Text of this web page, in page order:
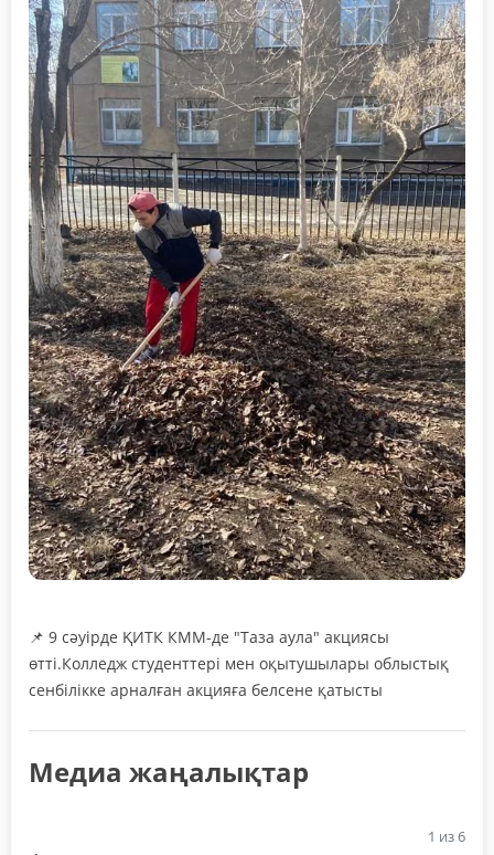
📌 9 сәуірде ҚИТК КММ-де "Таза аула" акциясы
өтті.Колледж студенттері мен оқытушылары облыстық
сенбілікке арналған акцияға белсене қатысты
Медиа жаңалықтар
1 из 6